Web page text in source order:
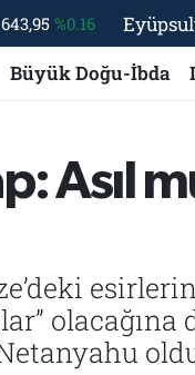
%0.16
47,6006
%0.06
%0.12
Büyük Doğu-İbda
Asıl